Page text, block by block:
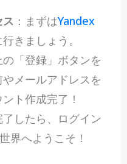
：まずはYandex
行きましょう。
の「登録」ボタンを
メールアドレスを
ト作成完了！
了したら、ログイン
界へようこそ！